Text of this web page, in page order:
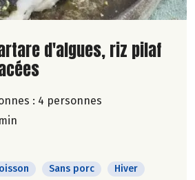
la recetted'algues, riz pilaf
: 4 personnes
Sans porc Hiver